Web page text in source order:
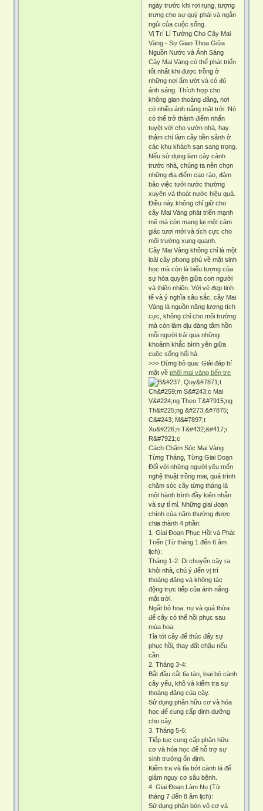
ngày trước khi rơi rụng, tượng
trưng cho sự quý phái và ngắn
ngủi của cuộc sống.
Vị Trí Lí Tưởng Cho Cây Mai
Vàng - Sự Giao Thoa Giữa
Nguồn Nước và Ánh Sáng
Cây Mai Vàng có thể phát triển
tốt nhất khi được trồng ở
những nơi ẩm ướt và có đủ
ánh sáng. Thích hợp cho
không gian thoáng đãng, nơi
có nhiều ánh nắng mặt trời. Nó
có thể trở thành điểm nhấn
tuyệt vời cho vườn nhà, hay
thậm chí làm cây tiền sảnh ở
các khu khách sạn sang trọng.
Nếu sử dụng làm cây cảnh
trước nhà, chúng ta nên chọn
những địa điểm cao ráo, đảm
bảo việc tưới nước thường
xuyên và thoát nước hiệu quả.
Điều này không chỉ giữ cho
cây Mai Vàng phát triển mạnh
mẽ mà còn mang lại một cảm
giác tươi mới và tích cực cho
môi trường xung quanh.
Cây Mai Vàng không chỉ là một
loài cây phong phú về mặt sinh
học mà còn là biểu tượng của
sự hòa quyện giữa con người
và thiên nhiên. Với vẻ đẹp tinh
tế và ý nghĩa sâu sắc, cây Mai
Vàng là nguồn năng lượng tích
cực, không chỉ cho môi trường
mà còn làm dịu dàng tâm hồn
mỗi người trải qua những
khoảnh khắc bình yên giữa
cuộc sống hối hả.
>>> Đừng bỏ qua: Giải đáp bí
mật vềphôi mai vàng bến tre
Cách Chăm Sóc Mai Vàng
Từng Tháng, Từng Giai Đoạn
Đối với những người yêu mến
nghệ thuật trồng mai, quá trình
chăm sóc cây từng tháng là
một hành trình đầy kiên nhẫn
và sự tỉ mỉ. Những giai đoạn
chính của năm thường được
chia thành 4 phần:
1. Giai Đoạn Phục Hồi và Phát
Triển (Từ tháng 1 đến 6 âm
lịch):
Tháng 1-2: Di chuyển cây ra
khỏi nhà, chú ý đến vị trí
thoáng đãng và không tác
động trực tiếp của ánh nắng
mặt trời.
Ngắt bỏ hoa, nụ và quả thừa
để cây có thể hồi phục sau
mùa hoa.
Tỉa tót cây để thúc đẩy sự
phục hồi, thay đất chậu nếu
cần.
2. Tháng 3-4:
Bắt đầu cắt tỉa tàn, loại bỏ cành
cây yếu, khô và kiểm tra sự
thoáng đãng của cây.
Sử dụng phân hữu cơ và hóa
học để cung cấp dinh dưỡng
cho cây.
3. Tháng 5-6:
Tiếp tục cung cấp phân hữu
cơ và hóa học để hỗ trợ sự
sinh trưởng ổn định.
Kiểm tra và tỉa bớt cành lá để
giảm nguy cơ sâu bệnh.
4. Giai Đoạn Làm Nụ (Từ
tháng 7 đến 8 âm lịch):
Sử dụng phân bón vô cơ và